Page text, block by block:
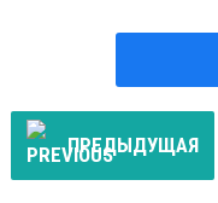
ПРЕДЫДУЩАЯ